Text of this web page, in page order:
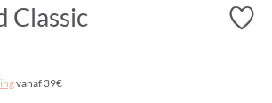
Classic
vanaf 39€